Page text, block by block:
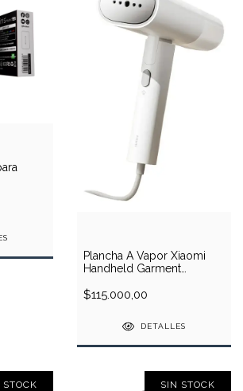
Plancha A Vapor Xiaomi
Handheld Garment
Blanco
$115.000,00
DETALLES
STOCK SIN STOCK